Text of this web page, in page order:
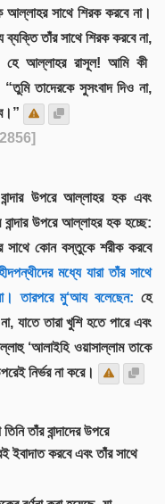
আল্লাহর সাথে শিরক করবে না।
তাঁর সাথে শিরক করবে না,
হে আল্লাহর রাসূল! আমি কী
তাদেরকে সুসংবাদ দিও না,
2856]
উপরে আল্লাহর হক এবং
উপরে আল্লাহর হক হচ্ছে:
সাথে কোন বস্তুকে শরীক করবে
মধ্যে যারা তাঁর সাথে
তারপরে মু‘আয বলেছেন: হে
যাতে তারা খুশি হতে পারে এবং
‘আলাইহি ওয়াসাল্লাম তাকে
নির্ভর না করে।
তাঁর বান্দাদের উপরে
করবে এবং তাঁর সাথে